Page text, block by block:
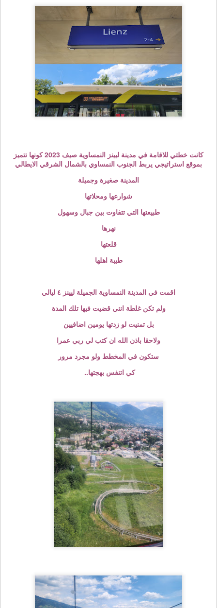
كانت خطتي للاقامة في مدينة ليينز النمساوية صيف 2023 كونها تتميز
بموقع استراتيجي يربط الجنوب النمساوي بالشمال الشرقي الايطالي
المدينة صغيرة وجميلة
شوارعها ومحلاتها
طبيعتها التي تتفاوت بين جبال وسهول
نهرها
قلعتها
طيبة اهلها
اقمت في المدينة النمساوية الجميلة ليينز ٤ ليالي
ولم تكن غلطة انني قضيت فيها تلك المدة
بل تمنيت لو زدتها يومين اضافيين
ولاحقا باذن الله ان كتب لي ربي عمرا
ستكون في المخطط ولو مجرد مرور
كي اتنفس بهجتها..